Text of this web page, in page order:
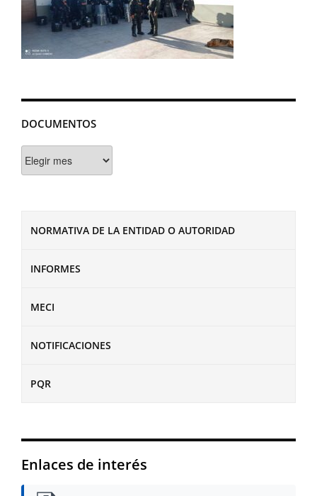
DOCUMENTOS
NORMATIVA DE LA ENTIDAD O AUTORIDAD
INFORMES
MECI
NOTIFICACIONES
PQR
Enlaces de interés